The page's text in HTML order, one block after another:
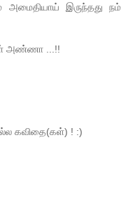
இருந்தது நம்
அண்ணா ...!!
கவிதை(கள்) ! :)